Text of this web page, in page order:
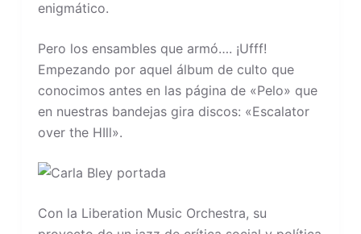
enigmático.
Pero los ensambles que armó…. ¡Ufff!
Empezando por aquel álbum de culto que
conocimos antes en las página de «Pelo» que
en nuestras bandejas gira discos: «Escalator
over the HIll».
Con la Liberation Music Orchestra, su